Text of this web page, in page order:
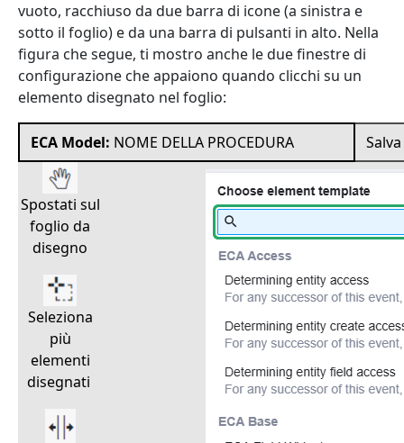
vuoto, racchiuso da due barra di icone (a sinistra e
sotto il foglio) e da una barra di pulsanti in alto. Nella
figura che segue, ti mostro anche le due finestre di
configurazione che appaiono quando clicchi su un
elemento disegnato nel foglio:
ECA Model: NOME DELLA PROCEDURA Salva
Spostati sul
foglio da
disegno
Seleziona
più
elementi
disegnati